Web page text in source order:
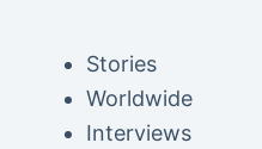
Stories
Worldwide
Interviews